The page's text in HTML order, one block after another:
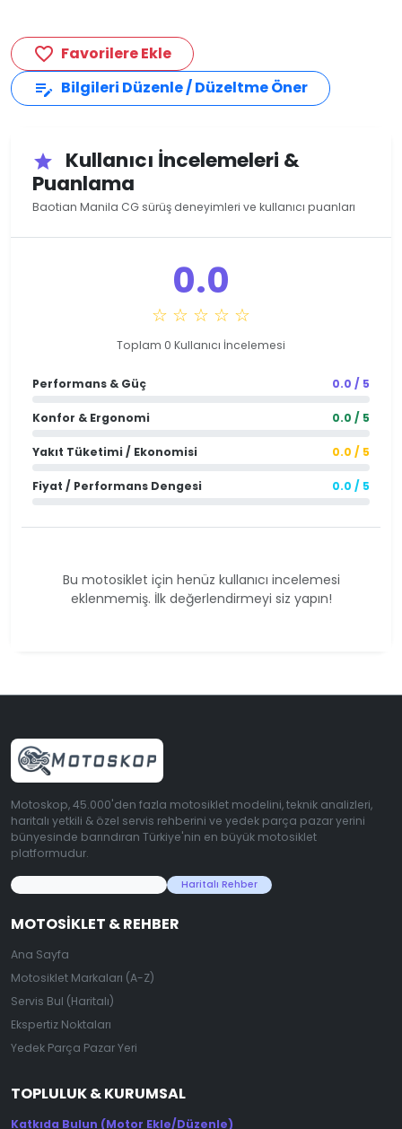
favorite_border Favorilere Ekle
edit_note Bilgileri Düzenle / Düzeltme Öner
star
Kullanıcı İncelemeleri &
Puanlama
Baotian Manila CG sürüş deneyimleri ve kullanıcı puanları
0.0
☆ ☆ ☆ ☆ ☆
Toplam 0 Kullanıcı İncelemesi
Performans & Güç 0.0 / 5
Konfor & Ergonomi 0.0 / 5
Yakıt Tüketimi / Ekonomisi 0.0 / 5
Fiyat / Performans Dengesi 0.0 / 5
Bu motosiklet için henüz kullanıcı incelemesi
eklenmemiş. İlk değerlendirmeyi siz yapın!
Motoskop, 45.000'den fazla motosiklet modelini, teknik analizleri,
haritalı yetkili & özel servis rehberini ve yedek parça pazar yerini
bünyesinde barındıran Türkiye'nin en büyük motosiklet
platformudur.
Haritalı Rehber
MOTOSIKLET & REHBER
Ana Sayfa
Motosiklet Markaları (A-Z)
Servis Bul (Haritalı)
Ekspertiz Noktaları
Yedek Parça Pazar Yeri
TOPLULUK & KURUMSAL
Katkıda Bulun (Motor Ekle/Düzenle)